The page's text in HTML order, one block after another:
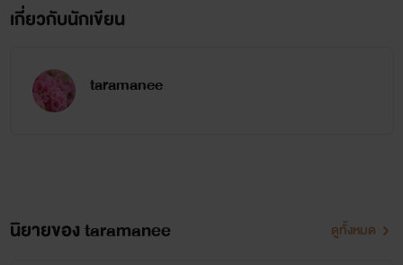
ดมิสา ศิริญานนท์ อายุ 24 ปี
เธอต้องชดใช้แค้นที่ตนไม่ได้ก่อด้วยหรือ ทำไม!! เพราะเขาใช่
ไหม ชนม์ภูมิ รัตนไพรกูล ผู้ชายที่ทำให้ชีวิตครอบครัวที่เธอฝันดับ
คิดวาเขาก็เป็นหมากตัวสำคัญของเธอเหมือนกัน!
เกี่ยวกับนักเขียน
taramanee
นิยายของ taramanee ดูทั้งหมด